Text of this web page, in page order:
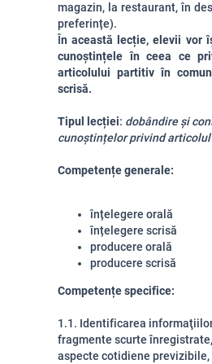
magazin, la restaurant, în
preferințe).
În această lecție, elevii vor
cunoștințele în ceea ce
articolului partitiv în
scrisă.
Tipul lecției: dobândire și
cunoștințelor privind
Competențe generale:
înțelegere orală
înțelegere scrisă
producere orală
producere scrisă
Competențe specifice:
1.1. Identificarea
fragmente scurte
aspecte cotidiene previzibile,